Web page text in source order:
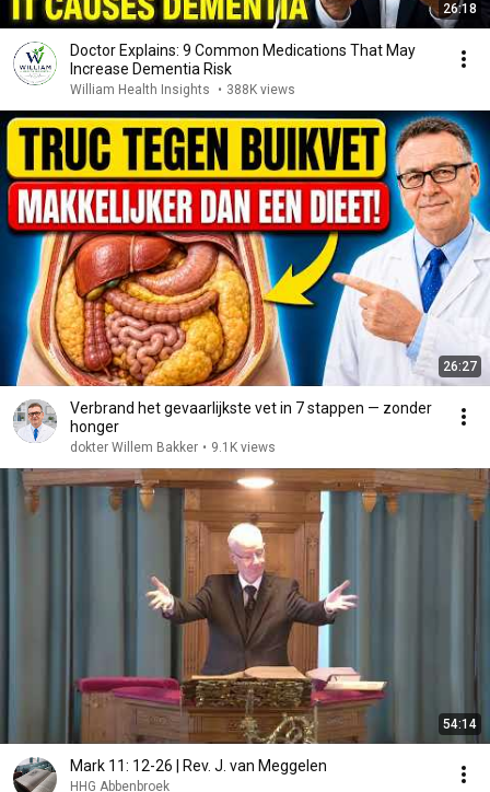
26:18
Doctor Explains: 9 Common Medications That May
Increase Dementia Risk
William Health Insights • 388K views
26:27
Verbrand het gevaarlijkste vet in 7 stappen — zonder
honger
dokter Willem Bakker • 9.1K views
54:14
Mark 11: 12-26 | Rev. J. van Meggelen
HHG Abbenbroek